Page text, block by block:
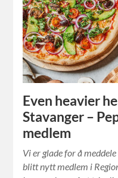
Even heavier
Stavanger –
medlem
Vi er glade for å
blitt nytt medlem i